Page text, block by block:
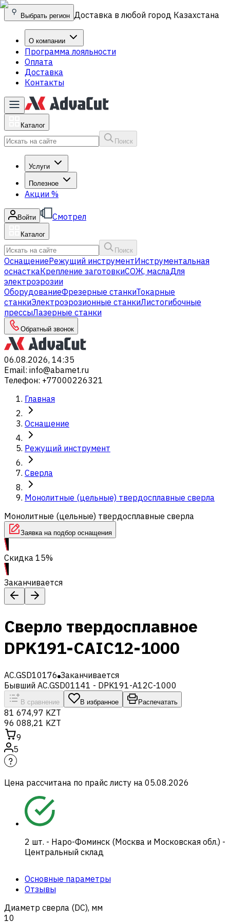
Выбрать регион Доставка в любой город Казахстана
О компании
Программа лояльности
Оплата
Доставка
Контакты
Каталог
Поиск
Услуги
Полезное
Акции %
Войти Смотрел
Каталог
Поиск
ОснащениеРежущий инструментИнструментальная
оснасткаКрепление заготовкиСОЖ, маслаДля
электроэрозии
ОборудованиеФрезерные станкиТокарные
станкиЭлектроэрозионные станкиЛистогибочные
прессыЛазерные станки
Обратный звонок
06.08.2026, 14:35
Email: info@abamet.ru
Телефон: +77000226321
Главная
Оснащение
Режущий инструмент
Сверла
Монолитные (цельные) твердосплавные сверла
Монолитные (цельные) твердосплавные сверла
Заявка на подбор оснащения
Скидка 15%
Заканчивается
Сверло твердосплавное
DPK191-CAIC12-1000
AC.GSD10176 Заканчивается
Бывший AC.GSD01141 - DPK191-A12C-1000
В сравнение В избранное Распечатать
81 674,97 KZT
96 088,21 KZT
9
5
Цена рассчитана по прайс листу на 05.08.2026
2 шт. - Наро-Фоминск (Москва и Московская обл.) -
Центральный склад
Основные параметры
Отзывы
Диаметр сверла (DC), мм
10